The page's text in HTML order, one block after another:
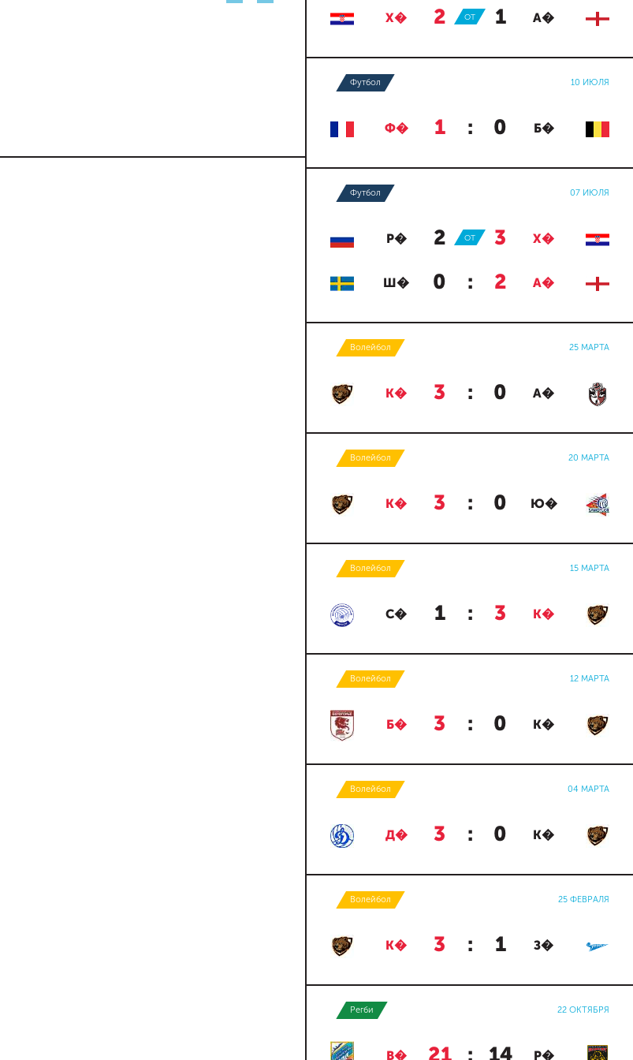
Х� 2 : 1 А�
ОТ
Футбол 10 ИЮЛЯ
Ф� 1 : 0 Б�
Футбол 07 ИЮЛЯ
Р� 2 : 3 Х�
ОТ
Ш� 0 : 2 А�
Волейбол 25 МАРТА
К� 3 : 0 А�
Волейбол 20 МАРТА
К� 3 : 0 Ю�
Волейбол 15 МАРТА
С� 1 : 3 К�
Волейбол 12 МАРТА
Б� 3 : 0 К�
Волейбол 04 МАРТА
Д� 3 : 0 К�
Волейбол 25 ФЕВРАЛЯ
К� 3 : 1 З�
Регби 22 ОКТЯБРЯ
В� 21 : 14 Р�